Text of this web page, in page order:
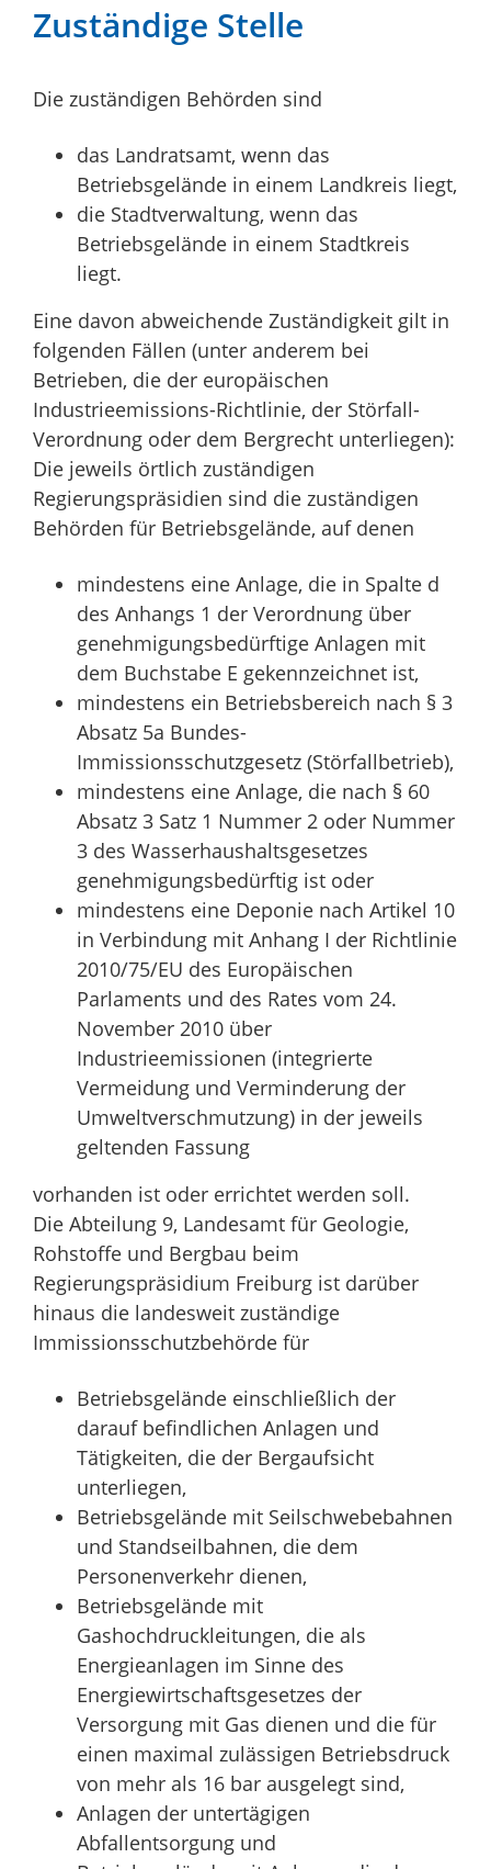
Zuständige Stelle
Die zuständigen Behörden sind
das Landratsamt, wenn das
Betriebsgelände in einem Landkreis liegt,
die Stadtverwaltung, wenn das
Betriebsgelände in einem Stadtkreis
liegt.
Eine davon abweichende Zuständigkeit gilt in
folgenden Fällen (unter anderem bei
Betrieben, die der europäischen
Industrieemissions-Richtlinie, der Störfall-
Verordnung oder dem Bergrecht unterliegen):
Die jeweils örtlich zuständigen
Regierungspräsidien sind die zuständigen
Behörden für Betriebsgelände, auf denen
mindestens eine Anlage, die in Spalte d
des Anhangs 1 der Verordnung über
genehmigungsbedürftige Anlagen mit
dem Buchstabe E gekennzeichnet ist,
mindestens ein Betriebsbereich nach § 3
Absatz 5a Bundes-
Immissionsschutzgesetz (Störfallbetrieb),
mindestens eine Anlage, die nach § 60
Absatz 3 Satz 1 Nummer 2 oder Nummer
3 des Wasserhaushaltsgesetzes
genehmigungsbedürftig ist oder
mindestens eine Deponie nach Artikel 10
in Verbindung mit Anhang I der Richtlinie
2010/75/EU des Europäischen
Parlaments und des Rates vom 24.
November 2010 über
Industrieemissionen (integrierte
Vermeidung und Verminderung der
Umweltverschmutzung) in der jeweils
geltenden Fassung
vorhanden ist oder errichtet werden soll.
Die Abteilung 9, Landesamt für Geologie,
Rohstoffe und Bergbau beim
Regierungspräsidium Freiburg ist darüber
hinaus die landesweit zuständige
Immissionsschutzbehörde für
Betriebsgelände einschließlich der
darauf befindlichen Anlagen und
Tätigkeiten, die der Bergaufsicht
unterliegen,
Betriebsgelände mit Seilschwebebahnen
und Standseilbahnen, die dem
Personenverkehr dienen,
Betriebsgelände mit
Gashochdruckleitungen, die als
Energieanlagen im Sinne des
Energiewirtschaftsgesetzes der
Versorgung mit Gas dienen und die für
einen maximal zulässigen Betriebsdruck
von mehr als 16 bar ausgelegt sind,
Anlagen der untertägigen
Abfallentsorgung und